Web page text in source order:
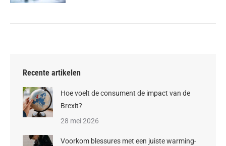
Recente artikelen
Hoe voelt de consument de impact van de
Brexit?
28 mei 2026
Voorkom blessures met een juiste warming-